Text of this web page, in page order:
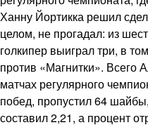
Ханну Йортикка решил
целом, не прогадал: из
голкипер выиграл три, в
против «Магнитки». Всего
матчах регулярного
побед, пропустил 64
составил 2,21, а процент